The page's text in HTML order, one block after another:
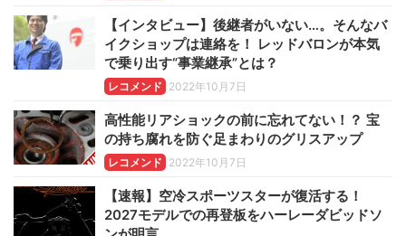
【インタビュー】後継者がいない…。そんなバ
イクショップは連絡を！ レッドバロンが本気
で乗り出す“事業継承”とは？
レコメンド 2022年10月7日
高性能リアショックの前に忘れてない！？ 宝
の持ち腐れを防ぐ足まわりのグリスアップ
レコメンド 2022年10月7日
【速報】空冷スポーツスターが復活する！
2027モデルでの再登板をハーレーダビッドソ